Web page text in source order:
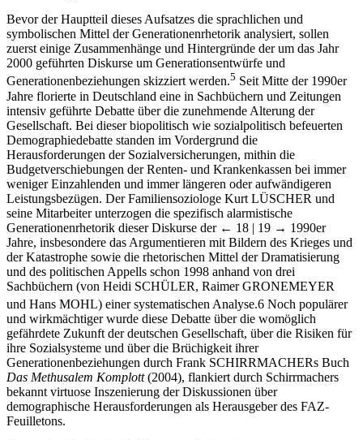
Bevor der Hauptteil dieses Aufsatzes die sprachlichen und
symbolischen Mittel der Generationenrhetorik analysiert, sollen
zuerst einige Zusammenhänge und Hintergründe der um das Jahr
2000 geführten Diskurse um Generationsentwürfe und
Generationenbeziehungen skizziert werden.5 Seit Mitte der 1990er
Jahre florierte in Deutschland eine in Sachbüchern und Zeitungen
intensiv geführte Debatte über die zunehmende Alterung der
Gesellschaft. Bei dieser biopolitisch wie sozialpolitisch befeuerten
Demographiedebatte standen im Vordergrund die
Herausforderungen der Sozialversicherungen, mithin die
Budgetverschiebungen der Renten- und Krankenkassen bei immer
weniger Einzahlenden und immer längeren oder aufwändigeren
Leistungsbezügen. Der Familiensoziologe Kurt LÜSCHER und
seine Mitarbeiter unterzogen die spezifisch alarmistische
Generationenrhetorik dieser Diskurse der ← 18 | 19 → 1990er
Jahre, insbesondere das Argumentieren mit Bildern des Krieges und
der Katastrophe sowie die rhetorischen Mittel der Dramatisierung
und des politischen Appells schon 1998 anhand von drei
Sachbüchern (von Heidi SCHÜLER, Raimer GRONEMEYER
und Hans MOHL) einer systematischen Analyse.6 Noch populärer
und wirkmächtiger wurde diese Debatte über die womöglich
gefährdete Zukunft der deutschen Gesellschaft, über die Risiken für
ihre Sozialsysteme und über die Brüchigkeit ihrer
Generationenbeziehungen durch Frank SCHIRRMACHERs Buch
Das Methusalem Komplott(2004), flankiert durch Schirrmachers
bekannt virtuose Inszenierung der Diskussionen über
demographische Herausforderungen als Herausgeber des FAZ-
Feuilletons.